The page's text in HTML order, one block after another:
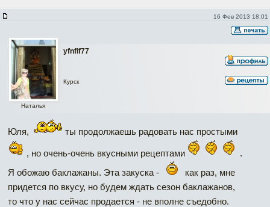
16 Фев 2013 18:01
yfnfif77
Наталья
Курск
Юля, ты продолжаешь радовать нас простыми
, но очень-очень вкусными рецептами
.
Я обожаю баклажаны. Эта закуска -
как раз, мне
придется по вкусу, но будем ждать сезон баклажанов,
то что у нас сейчас продается - не вполне съедобно.